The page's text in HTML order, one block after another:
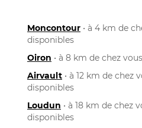
Moncontour • à 4 km de
disponibles
Oiron • à 8 km de chez
Airvault • à 12 km de chez
disponibles
Loudun • à 18 km de chez
disponibles